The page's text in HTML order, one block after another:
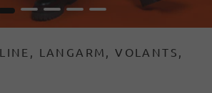
1 2 3 4 5
LANGARM, VOLANTS,